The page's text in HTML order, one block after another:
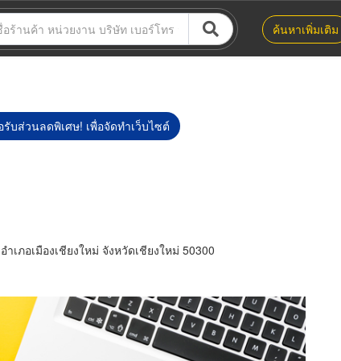
ค้นหาเพิ่มเติม
บส่วนลดพิเศษ! เพื่อจัดทำเว็บไซต์
เภอเมืองเชียงใหม่ จังหวัดเชียงใหม่ 50300